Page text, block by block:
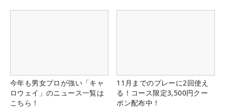
今年も男女プロが強い「キャ
ロウェイ」のニュース一覧は
こちら！
11月までのプレーに2回使え
る！コース限定3,500円クー
ポン配布中！